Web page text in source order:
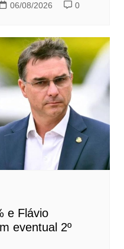
06/08/2026 0
e Flávio
eventual 2º